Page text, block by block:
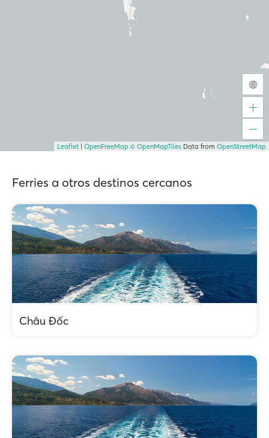
Leaflet OpenFreeMap © OpenMapTiles Data from OpenStreetMap
Ferries a otros destinos cercanos
Châu Đốc